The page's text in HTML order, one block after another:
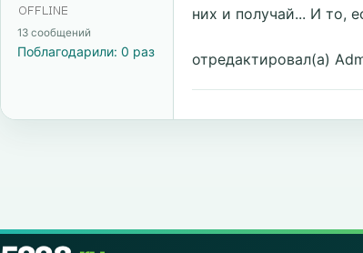
13 сообщений
Поблагодарили: 0 раз
них и получай... И то,
отредактировал(а)